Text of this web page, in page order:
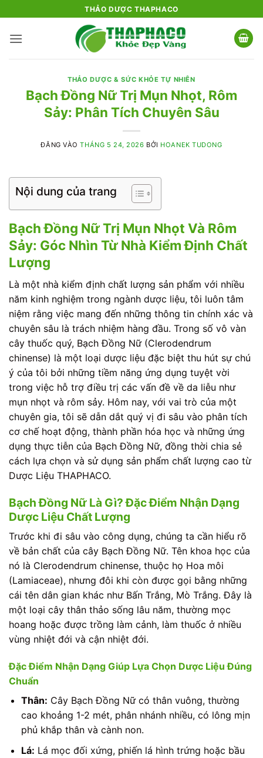
qua
nội
THẢO DƯỢC THAPHACO
THẢO DƯỢC & SỨC KHỎE TỰ NHIÊN
Bạch Đồng Nữ Trị Mụn Nhọt, Rôm
Sảy: Phân Tích Chuyên Sâu
ĐĂNG VÀOTHÁNG 5 24, 2026 BỞI HOANEK TUDONG
Nội dung của trang
Bạch Đồng Nữ Trị Mụn Nhọt Và Rôm
Sảy: Góc Nhìn Từ Nhà Kiểm Định Chất
Lượng
Là một nhà kiểm định chất lượng sản phẩm với nhiều
năm kinh nghiệm trong ngành dược liệu, tôi luôn tâm
niệm rằng việc mang đến những thông tin chính xác và
chuyên sâu là trách nhiệm hàng đầu. Trong số vô vàn
cây thuốc quý, Bạch Đồng Nữ (Clerodendrum
chinense) là một loại dược liệu đặc biệt thu hút sự chú
ý của tôi bởi những tiềm năng ứng dụng tuyệt vời
trong việc hỗ trợ điều trị các vấn đề về da liễu như
mụn nhọt và rôm sảy. Hôm nay, với vai trò của một
chuyên gia, tôi sẽ dẫn dắt quý vị đi sâu vào phân tích
cơ chế hoạt động, thành phần hóa học và những ứng
dụng thực tiễn của Bạch Đồng Nữ, đồng thời chia sẻ
cách lựa chọn và sử dụng sản phẩm chất lượng cao từ
Dược Liệu THAPHACO.
Bạch Đồng Nữ Là Gì? Đặc Điểm Nhận Dạng
Dược Liệu Chất Lượng
Trước khi đi sâu vào công dụng, chúng ta cần hiểu rõ
về bản chất của cây Bạch Đồng Nữ. Tên khoa học của
nó là Clerodendrum chinense, thuộc họ Hoa môi
(Lamiaceae), nhưng đôi khi còn được gọi bằng những
cái tên dân gian khác như Bấn Trắng, Mò Trắng. Đây là
một loại cây thân thảo sống lâu năm, thường mọc
hoang hoặc được trồng làm cảnh, làm thuốc ở nhiều
vùng nhiệt đới và cận nhiệt đới.
Đặc Điểm Nhận Dạng Giúp Lựa Chọn Dược Liệu Đúng
Chuẩn
Thân: Cây Bạch Đồng Nữ có thân vuông, thường
cao khoảng 1-2 mét, phân nhánh nhiều, có lông mịn
phủ khắp thân và cành non.
Lá: Lá mọc đối xứng, phiến lá hình trứng hoặc bầu